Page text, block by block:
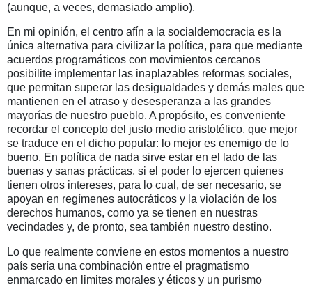
(aunque, a veces, demasiado amplio).
En mi opinión, el centro afín a la socialdemocracia es la
única alternativa para civilizar la política, para que mediante
acuerdos programáticos con movimientos cercanos
posibilite implementar las inaplazables reformas sociales,
que permitan superar las desigualdades y demás males que
mantienen en el atraso y desesperanza a las grandes
mayorías de nuestro pueblo. A propósito, es conveniente
recordar el concepto del justo medio aristotélico, que mejor
se traduce en el dicho popular: lo mejor es enemigo de lo
bueno. En política de nada sirve estar en el lado de las
buenas y sanas prácticas, si el poder lo ejercen quienes
tienen otros intereses, para lo cual, de ser necesario, se
apoyan en regímenes autocráticos y la violación de los
derechos humanos, como ya se tienen en nuestras
vecindades y, de pronto, sea también nuestro destino.
Lo que realmente conviene en estos momentos a nuestro
país sería una combinación entre el pragmatismo
enmarcado en limites morales y éticos y un purismo